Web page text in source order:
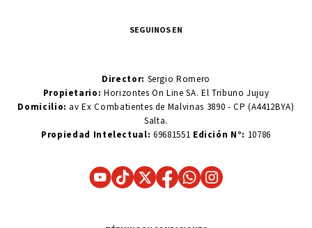
SEGUINOS EN
Director: Sergio Romero
Propietario:Horizontes On Line SA. El Tribuno Jujuy
Domicilio: av Ex Combatientes de Malvinas 3890 - CP (A4412BYA)
Salta.
Propiedad Intelectual: 69681551 Edición N°: 10786